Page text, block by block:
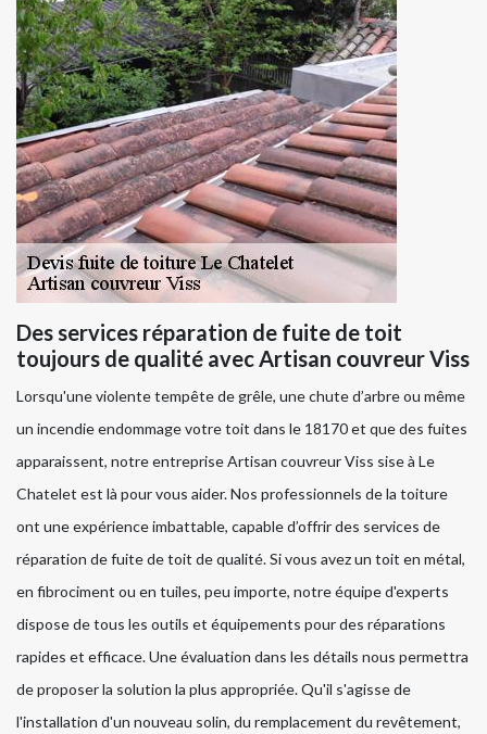
Des services réparation de fuite de toit
toujours de qualité avec Artisan couvreur Viss
Lorsqu'une violente tempête de grêle, une chute d’arbre ou même
un incendie endommage votre toit dans le 18170 et que des fuites
apparaissent, notre entreprise Artisan couvreur Viss sise à Le
Chatelet est là pour vous aider. Nos professionnels de la toiture
ont une expérience imbattable, capable d’offrir des services de
réparation de fuite de toit de qualité. Si vous avez un toit en métal,
en fibrociment ou en tuiles, peu importe, notre équipe d'experts
dispose de tous les outils et équipements pour des réparations
rapides et efficace. Une évaluation dans les détails nous permettra
de proposer la solution la plus appropriée. Qu'il s'agisse de
l'installation d'un nouveau solin, du remplacement du revêtement,